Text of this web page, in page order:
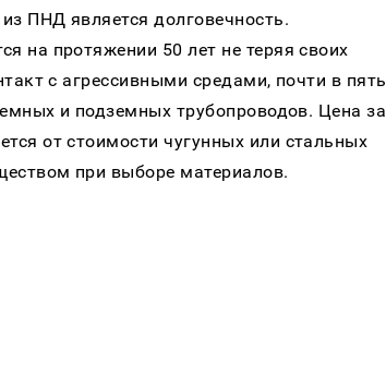
ПНД является долговечность.
на протяжении 50 лет не теряя своих
с агрессивными средами, почти в пять
и подземных трубопроводов. Цена за
от стоимости чугунных или стальных
при выборе материалов.